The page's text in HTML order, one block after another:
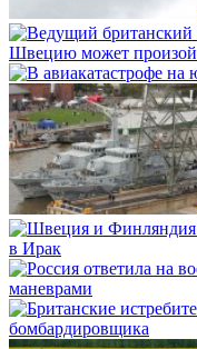
Швецию может
в Ирак
маневрами
бомбардировщика